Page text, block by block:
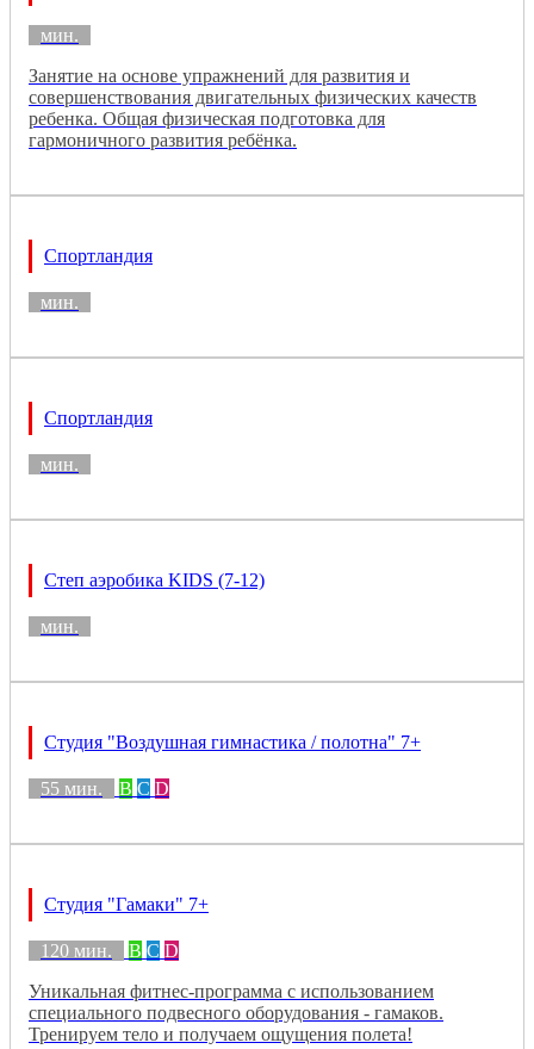
мин.
Занятие на основе упражнений для развития и
совершенствования двигательных физических качеств
ребенка. Общая физическая подготовка для
гармоничного развития ребёнка.
Спортландия
мин.
Спортландия
мин.
Степ аэробика KIDS (7-12)
мин.
Студия "Воздушная гимнастика / полотна" 7+
55 мин. B C D
Студия "Гамаки" 7+
120 мин. B C D
Уникальная фитнес-программа с использованием
специального подвесного оборудования - гамаков.
Тренируем тело и получаем ощущения полета!